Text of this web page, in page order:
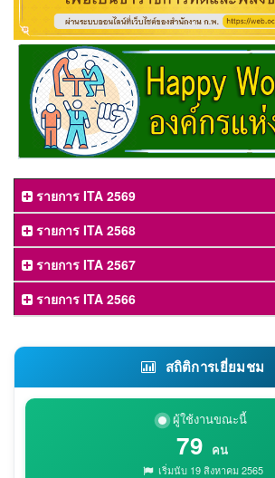
รายการ ITA 2569
รายการ ITA 2568
รายการ ITA 2567
รายการ ITA 2566
สถิติการเยี่ยมชม
ผู้ใช้งานขณะนี้
79 คน
เริ่มนับ 19 สิงหาคม 2565